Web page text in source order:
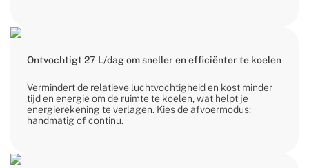
Ontvochtigt 27 L/dag om sneller en efficiënter te koelen
Vermindert de relatieve luchtvochtigheid en kost minder
tijd en energie om de ruimte te koelen, wat helpt je
energierekening te verlagen. Kies de afvoermodus:
handmatig of continu.